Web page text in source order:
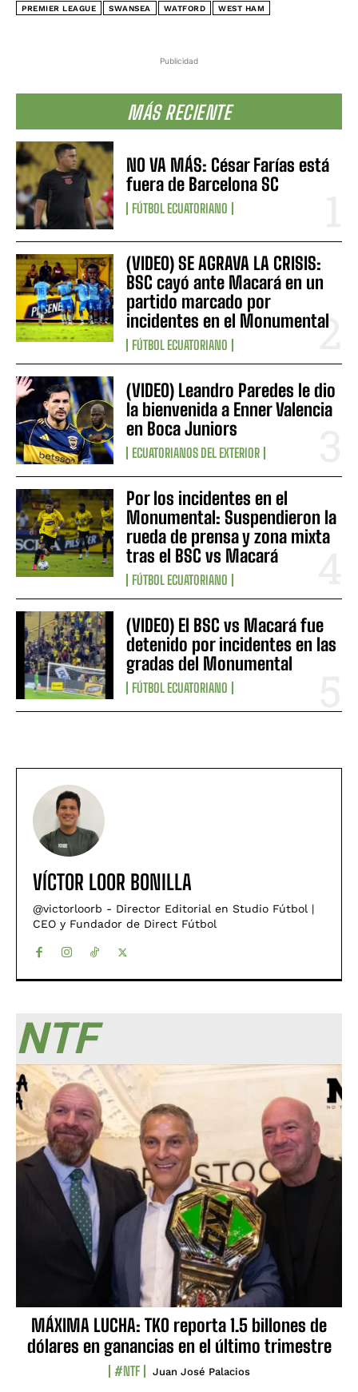
Publicidad
MÁS RECIENTE
NO VA MÁS: César Farías está
fuera de Barcelona SC
FÚTBOL ECUATORIANO
(VIDEO) SE AGRAVA LA CRISIS:
BSC cayó ante Macará en un
partido marcado por
incidentes en el Monumental
FÚTBOL ECUATORIANO
(VIDEO) Leandro Paredes le dio
la bienvenida a Enner Valencia
en Boca Juniors
ECUATORIANOS DEL EXTERIOR
Por los incidentes en el
Monumental: Suspendieron la
rueda de prensa y zona mixta
tras el BSC vs Macará
FÚTBOL ECUATORIANO
(VIDEO) El BSC vs Macará fue
detenido por incidentes en las
gradas del Monumental
FÚTBOL ECUATORIANO
PREMIER LEAGUE SWANSEA WATFORD WEST HAM
VÍCTOR LOOR BONILLA
@victorloorb - Director Editorial en Studio Fútbol |
CEO y Fundador de Direct Fútbol
NTF
MÁXIMA LUCHA: TKO reporta 1.5 billones de
dólares en ganancias en el último trimestre
#NTF Juan José Palacios